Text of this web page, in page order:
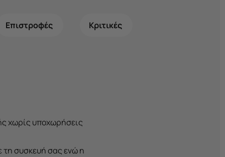
Επιστροφές Κριτικές
χωρίς υποχωρήσεις
τη συσκευή σας ενώ η